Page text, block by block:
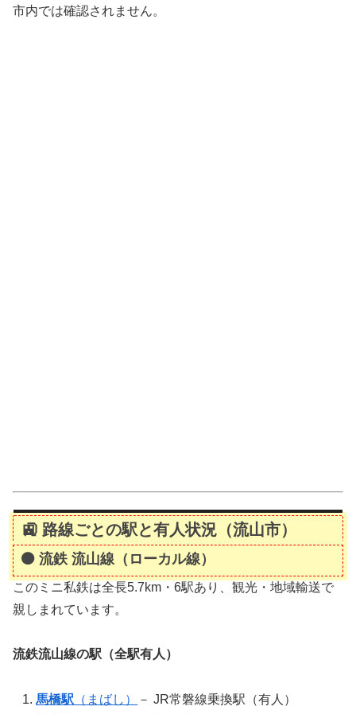
市内では確認されません。
🚉 路線ごとの駅と有人状況（流山市）
🟠 流鉄 流山線（ローカル線）
このミニ私鉄は全長5.7km・6駅あり、観光・地域輸送で
親しまれています。
流鉄流山線の駅（全駅有人）
馬橋駅 （まばし）
－ JR常磐線乗換駅（有人）